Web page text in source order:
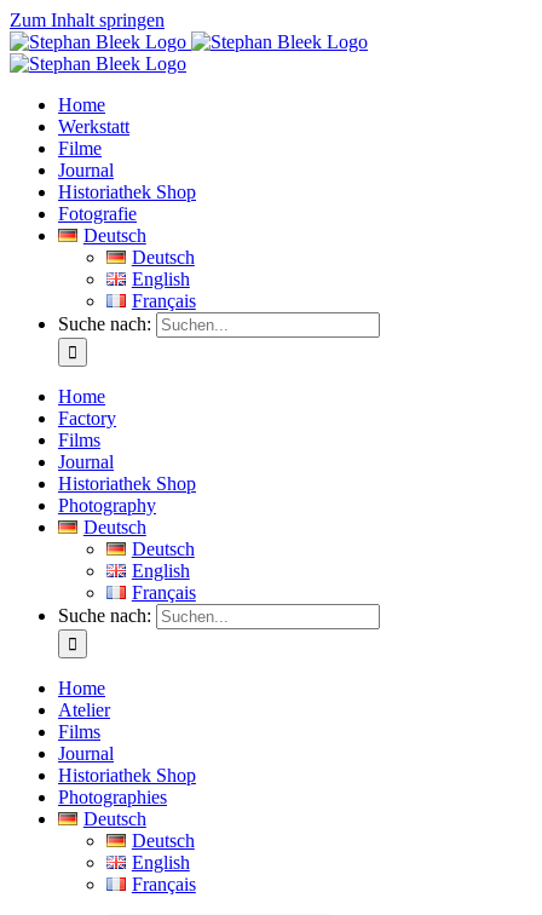
Zum Inhalt springen
Home
Werkstatt
Filme
Journal
Historiathek Shop
Fotografie
Deutsch
Deutsch
English
Français
Suche nach:
Home
Factory
Films
Journal
Historiathek Shop
Photography
Deutsch
Deutsch
English
Français
Suche nach:
Home
Atelier
Films
Journal
Historiathek Shop
Photographies
Deutsch
Deutsch
English
Français